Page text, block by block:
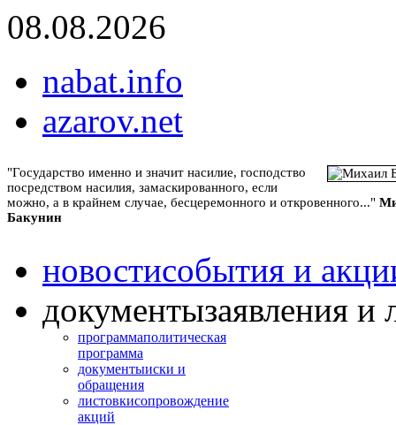
08.08.2026
nabat.info
azarov.net
"Государство именно и значит насилие, господство
посредством насилия, замаскированного, если
можно, а в крайнем случае, бесцеремонного и откровенного..."
Бакунин
новостисобытия и
документызаявления и
программаполитическая
программа
документыиски и
обращения
листовкисопровождение
акций